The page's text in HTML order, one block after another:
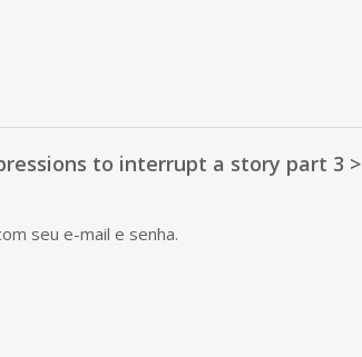
to interrupt a story part 3 >
seu e-mail e senha.